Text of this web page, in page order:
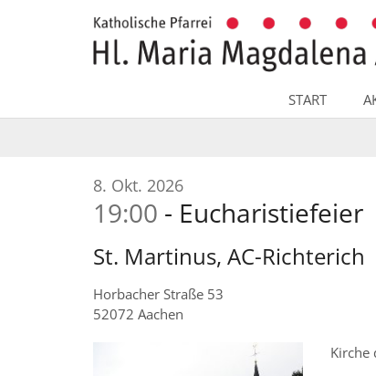
START
8. Okt. 2026:
19:00 Eucharistiefeier
St. Martinus, AC-Richterich
Horbacher Straße 53
52072 Aachen
Kirche